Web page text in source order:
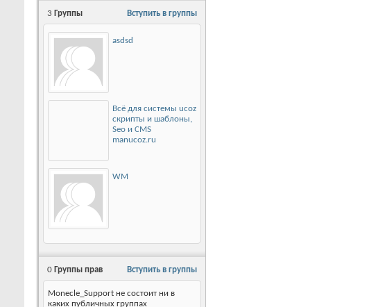
Вступить в группы
3 Группы
asdsd
Всё для системы ucoz
скрипты и шаблоны,
Seo и CMS
manucoz.ru
WM
Вступить в группы
0 Группы прав
Monecle_Support не состоит ни в
каких публичных группах